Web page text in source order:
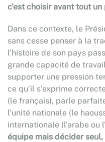
c’est choisir avant tout
Dans ce contexte, le
sans cesse penser à la
l’histoire de son pays
grande capacité de
supporter une pression
ce qu’il s’exprime
(le français), parle
l’unité nationale (le
internationale (l’arabe ou
équipe mais décider